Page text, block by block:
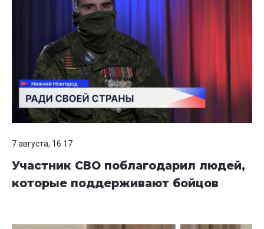
7 августа, 16:17
Участник СВО поблагодарил людей,
которые поддерживают бойцов